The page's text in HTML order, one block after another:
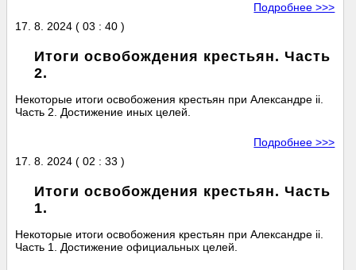
Подробнее >>>
17. 8. 2024 ( 03 : 40 )
Итоги освобождения крестьян. Часть
2.
Некоторые итоги освобожения крестьян при Александре ii.
Часть 2. Достижение иных целей.
Подробнее >>>
17. 8. 2024 ( 02 : 33 )
Итоги освобождения крестьян. Часть
1.
Некоторые итоги освобожения крестьян при Александре ii.
Часть 1. Достижение официальных целей.